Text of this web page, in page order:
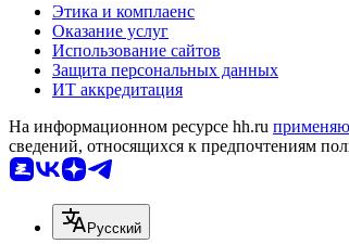
Этика и комплаенс
Оказание услуг
Использование сайтов
Защита персональных данных
ИТ аккредитация
На информационном ресурсе hh.ru
сведений, относящихся к предпочтениям
Русский